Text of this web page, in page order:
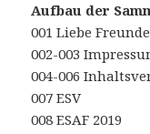
Aufbau der
001 Liebe
002-003
004-006
007 ESV
008 ESAF 2019